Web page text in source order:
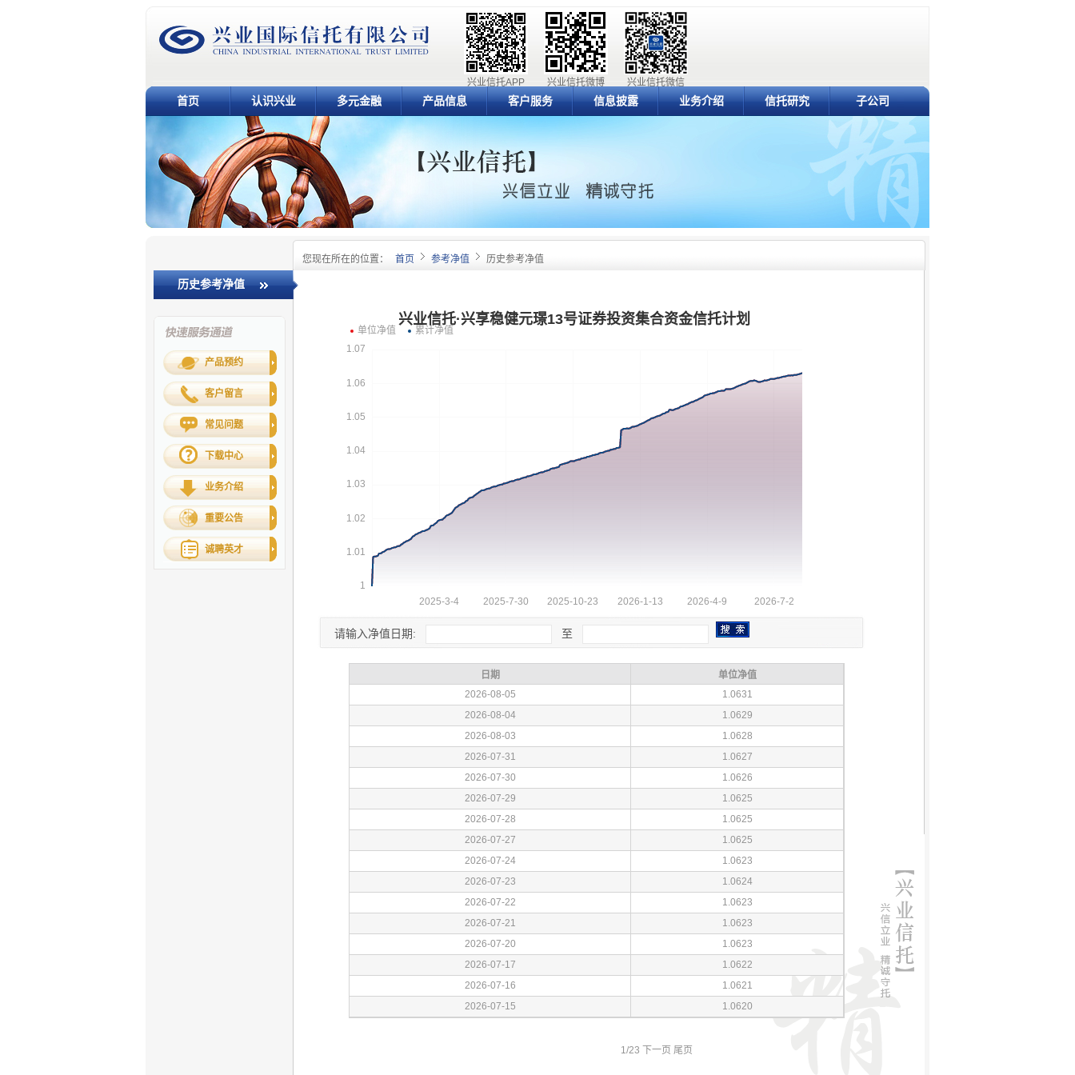
兴业信托微信
兴业信托微博
兴业信托APP
首页 认识兴业 多元金融 产品信息 客户服务 信息披露 业务介绍 信托研究 子公司
您现在所在的位置： 首页 参考净值 历史参考净值
历史参考净值
产品预约
客户留言
常见问题
下载中心
业务介绍
重要公告
诚聘英才
请输入净值日期: 至